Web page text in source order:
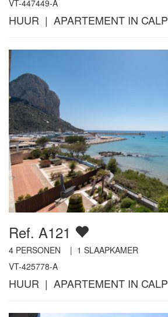
VT-447449-A
HUUR | APARTEMENT IN
Ref. A121
4 PERSONEN | 1 SLAAPKAMER
VT-425778-A
HUUR | APARTEMENT IN